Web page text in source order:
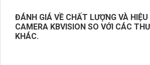
ĐÁNH GIÁ VỀ CHẤT LƯỢNG VÀ
CAMERA KBVISION SO VỚI CÁC
KHÁC.